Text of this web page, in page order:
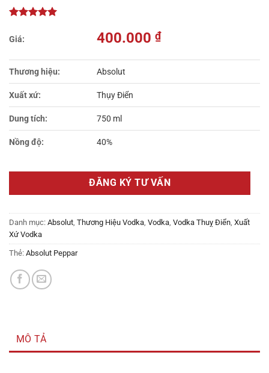
400.000₫
Thương hiệu: Absolut
Xuất xứ: Thụy Điển
Dung tích: 750 ml
Nồng độ: 40%
ĐĂNG KÝ TƯ VẤN
Danh mục: Absolut Thương Hiệu Vodka Vodka Vodka Thuỵ Điển Xuất
Xứ Vodka
Thẻ: Absolut Peppar
MÔ TẢ